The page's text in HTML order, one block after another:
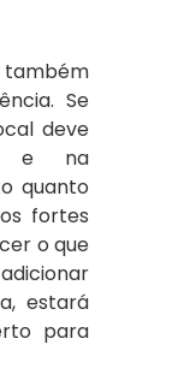
também
Se
deve
e na
quanto
fortes
o que
estará
para